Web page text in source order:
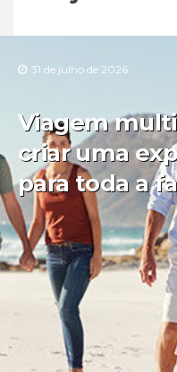
31 de julho de 2026
Viagem
criar uma
para toda a